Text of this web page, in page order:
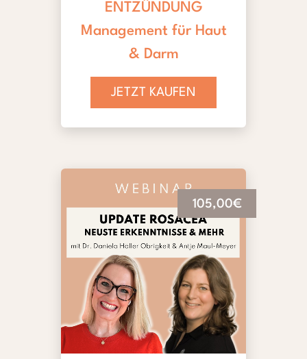
ENTZÜNDUNG
Management für Haut
& Darm
JETZT KAUFEN
105,00€